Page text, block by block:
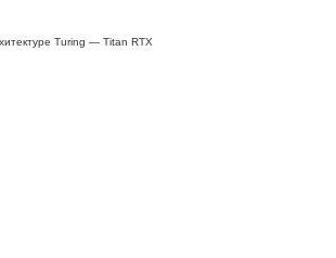
Turing — Titan RTX